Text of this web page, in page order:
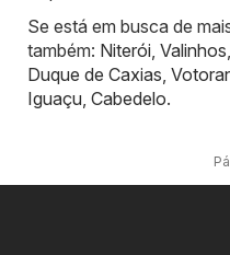
Se está em busca de
também: Niterói, Valinhos,
Duque de Caxias,
Iguaçu, Cabedelo.